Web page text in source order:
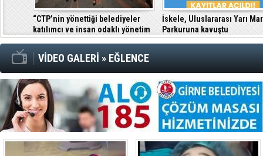
“CTP’nin yönettiği belediyeler
katılımcı ve insan odaklı yönetim
anlayışıyla fark yaratıyor”
İskele, Uluslararası Yarı
Parkuruna kavuştu
VİDEO GALERİ » EĞLENCE